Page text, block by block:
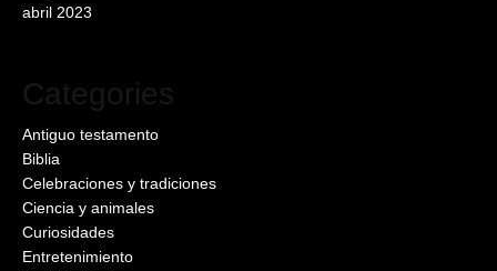
abril 2023
Categories
Antiguo testamento
Biblia
Celebraciones y tradiciones
Ciencia y animales
Curiosidades
Entretenimiento